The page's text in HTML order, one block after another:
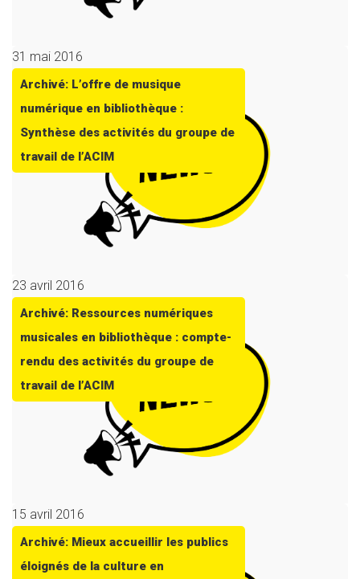
31 mai 2016
Archivé: L’offre de musique
numérique en bibliothèque :
Synthèse des activités du groupe de
travail de l’ACIM
23 avril 2016
Archivé: Ressources numériques
musicales en bibliothèque : compte-
rendu des activités du groupe de
travail de l’ACIM
15 avril 2016
Archivé: Mieux accueillir les publics
éloignés de la culture en